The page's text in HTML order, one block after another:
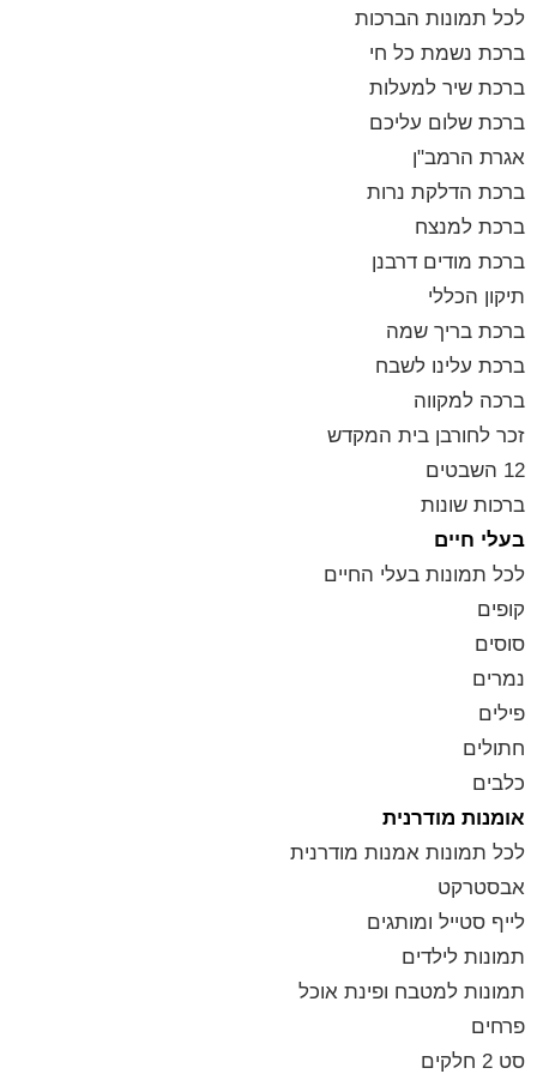
לכל תמונות הברכות
ברכת נשמת כל חי
ברכת שיר למעלות
ברכת שלום עליכם
אגרת הרמב"ן
ברכת הדלקת נרות
ברכת למנצח
ברכת מודים דרבנן
תיקון הכללי
ברכת בריך שמה
ברכת עלינו לשבח
ברכה למקווה
זכר לחורבן בית המקדש
12 השבטים
ברכות שונות
בעלי חיים
לכל תמונות בעלי החיים
קופים
סוסים
נמרים
פילים
חתולים
כלבים
אומנות מודרנית
לכל תמונות אמנות מודרנית
אבסטרקט
לייף סטייל ומותגים
תמונות לילדים
תמונות למטבח ופינת אוכל
פרחים
סט 2 חלקים